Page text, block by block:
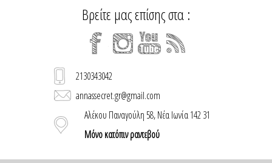
Βρείτε μας επίσης στα :
2130343042
annassecret.gr@gmail.com
Αλέκου Παναγούλη 58, Νέα Ιωνία 142 31
Μόνο κατόπιν ραντεβού